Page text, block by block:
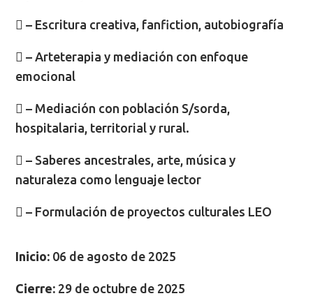
 – Escritura creativa, fanfiction, autobiografía
 – Arteterapia y mediación con enfoque
emocional
 – Mediación con población S/sorda,
hospitalaria, territorial y rural.
 – Saberes ancestrales, arte, música y
naturaleza como lenguaje lector
 – Formulación de proyectos culturales LEO
Inicio: 06 de agosto de 2025
Cierre: 29 de octubre de 2025